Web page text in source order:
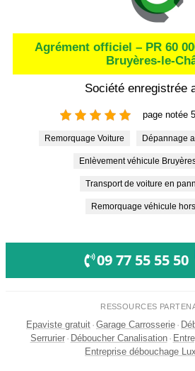
Agrément officiel – PR 60
Bruyères-le-
Société enregistrée
page notée
Remorquage Voiture Dépannage
Enlèvement véhicule
Transport de voiture en
Remorquage véhicule
09 77 55 55 50
RESSOURCES
Epaviste gratuit · Garage Carrosserie ·
Serrurier · Déboucher Canalisation ·
Entreprise débouchage